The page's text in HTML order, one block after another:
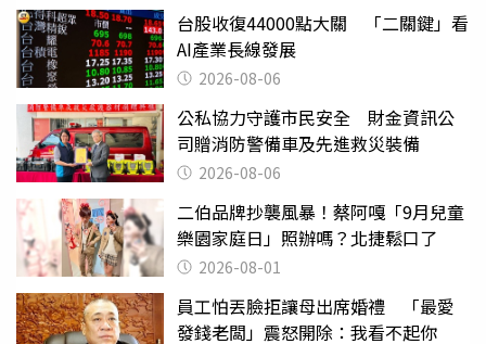
台股收復44000點大關 「二關鍵」看
AI產業長線發展
2026-08-06
公私協力守護市民安全 財金資訊公
司贈消防警備車及先進救災裝備
2026-08-06
二伯品牌抄襲風暴！蔡阿嘎「9月兒童
樂園家庭日」照辦嗎？北捷鬆口了
2026-08-01
員工怕丟臉拒讓母出席婚禮 「最愛
發錢老闆」震怒開除：我看不起你